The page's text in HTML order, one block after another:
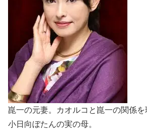
崑一の元妻。カオルコと崑一の関係を
小日向ぼたんの実の母。